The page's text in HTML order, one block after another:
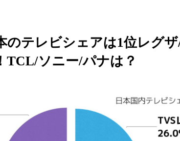
のテレビシェアは1位レグ
TCL/ソニー/パナは？